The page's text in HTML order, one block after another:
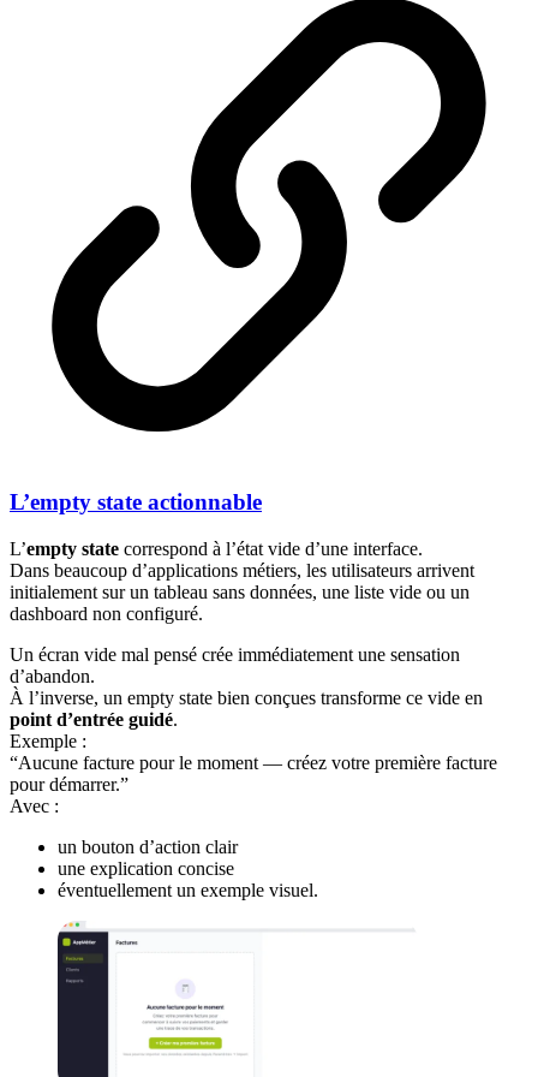
L’empty state actionnable
L’empty state correspond à l’état vide d’une interface.
Dans beaucoup d’applications métiers, les utilisateurs arrivent
initialement sur un tableau sans données, une liste vide ou un
dashboard non configuré.
Un écran vide mal pensé crée immédiatement une sensation
d’abandon.
À l’inverse, un empty state bien conçues transforme ce vide en
point d’entrée guidé.
Exemple :
“Aucune facture pour le moment — créez votre première facture
pour démarrer.”
Avec :
un bouton d’action clair
une explication concise
éventuellement un exemple visuel.